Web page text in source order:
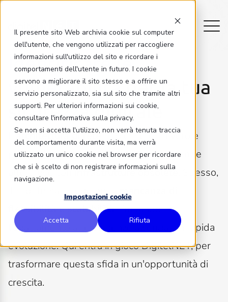
Il presente sito Web archivia cookie sul computer
dell'utente, che vengono utilizzati per raccogliere
informazioni sull'utilizzo del sito e ricordare i
comportamenti dell'utente in futuro. I cookie
servono a migliorare il sito stesso e a offrire un
servizio personalizzato, sia sul sito che tramite altri
supporti. Per ulteriori informazioni sui cookie,
consultare l'informativa sulla privacy.
Se non si accetta l'utilizzo, non verrà tenuta traccia
del comportamento durante visita, ma verrà
utilizzato un unico cookie nel browser per ricordare
che si è scelto di non registrare informazioni sulla
navigazione.
Impostazioni cookie
Accetta Rifiuta
Identificare le
vulnerabilitàper la tua
sicurezza digitale
L'architettura di retepuò essere un vero e
proprio labirinto, soprattutto per le aziende
alle prese coninfrastrutture obsolete
. Spesso,
il problema risiede nella
mancanza di
flessibilità e scalabilità, limitando
l'adattamento alle esigenze aziendali in rapida
evoluzione. Qui entra in gioco DigitelNET, per
trasformare questa sfida in un'opportunità di
crescita.